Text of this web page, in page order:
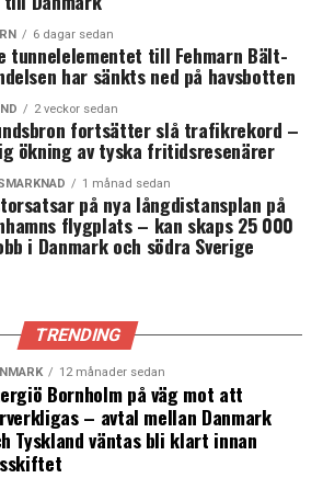
med löneinkomst i Region
Själland (som ej är bosatta i
Förändring
ett år
-9%
-7%
-5%
-1%
-2%
6 dagar sedan
tunnelelementet till Fehmarn Bält-
har sänkts ned på havsbotten
2 veckor sedan
fortsätter slå trafikrekord –
ökning av tyska fritidsresenärer
1 månad sedan
på nya långdistansplan på
flygplats – kan skaps 25 000
i Danmark och södra Sverige
TRENDING
12 månader sedan
Bornholm på väg mot att
– avtal mellan Danmark
Tyskland väntas bli klart innan